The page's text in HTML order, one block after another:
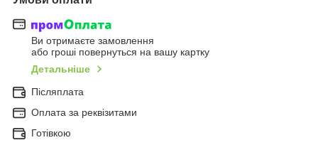
Ви отримаєте замовлення
або гроші повернуться на вашу картку
Детальніше
Післяплата
Оплата за реквізитами
Готівкою